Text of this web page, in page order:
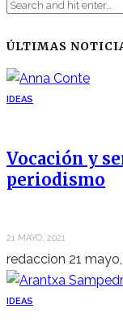
ÚLTIMAS
IDEAS
Vocación y
periodismo
21 MAYO, 2021
redaccion 21
IDEAS